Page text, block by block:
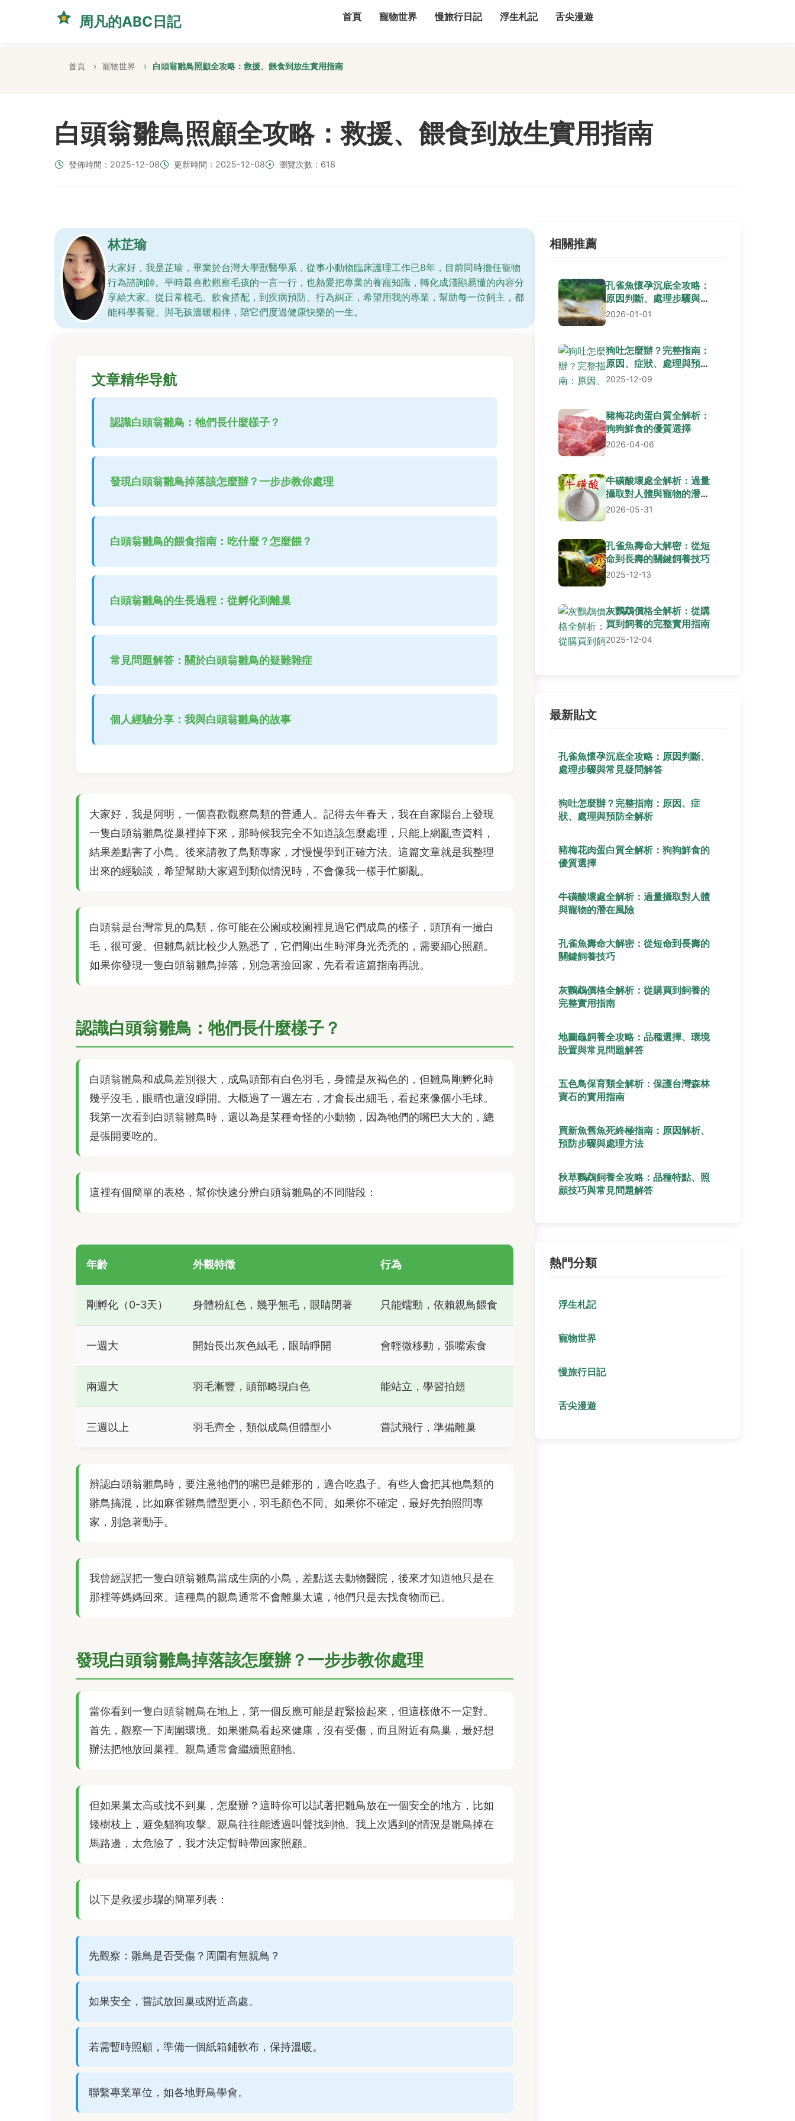
周凡的ABC日記 首頁 寵物世界 慢旅行日記 浮生札記 舌尖漫遊
首頁 寵物世界 白頭翁雛鳥照顧全攻略：救援、餵食到放生實用指南
白頭翁雛鳥照顧全攻略：救援、餵食到放生實用指南
發佈時間：2025-12-08 更新時間：2025-12-08 瀏覽次數：618
林芷瑜
大家好，我是芷瑜，畢業於台灣大學獸醫學系，從事小動物臨床護理工作已8年，目前同時擔任寵物
行為諮詢師。平時最喜歡觀察毛孩的一言一行，也熱愛把專業的養寵知識，轉化成淺顯易懂的內容分
享給大家。從日常梳毛、飲食搭配，到疾病預防、行為糾正，希望用我的專業，幫助每一位飼主，都
能科學養寵、與毛孩溫暖相伴，陪它們度過健康快樂的一生。
文章精华导航
認識白頭翁雛鳥：牠們長什麼樣子？
發現白頭翁雛鳥掉落該怎麼辦？一步步教你處理
白頭翁雛鳥的餵食指南：吃什麼？怎麼餵？
白頭翁雛鳥的生長過程：從孵化到離巢
常見問題解答：關於白頭翁雛鳥的疑難雜症
個人經驗分享：我與白頭翁雛鳥的故事
大家好，我是阿明，一個喜歡觀察鳥類的普通人。記得去年春天，我在自家陽台上發現
一隻白頭翁雛鳥從巢裡掉下來，那時候我完全不知道該怎麼處理，只能上網亂查資料，
結果差點害了小鳥。後來請教了鳥類專家，才慢慢學到正確方法。這篇文章就是我整理
出來的經驗談，希望幫助大家遇到類似情況時，不會像我一樣手忙腳亂。
白頭翁是台灣常見的鳥類，你可能在公園或校園裡見過它們成鳥的樣子，頭頂有一撮白
毛，很可愛。但雛鳥就比較少人熟悉了，它們剛出生時渾身光禿禿的，需要細心照顧。
如果你發現一隻白頭翁雛鳥掉落，別急著撿回家，先看看這篇指南再說。
認識白頭翁雛鳥：牠們長什麼樣子？
白頭翁雛鳥和成鳥差別很大，成鳥頭部有白色羽毛，身體是灰褐色的，但雛鳥剛孵化時
幾乎沒毛，眼睛也還沒睜開。大概過了一週左右，才會長出細毛，看起來像個小毛球。
我第一次看到白頭翁雛鳥時，還以為是某種奇怪的小動物，因為牠們的嘴巴大大的，總
是張開要吃的。
這裡有個簡單的表格，幫你快速分辨白頭翁雛鳥的不同階段：
年齡 外觀特徵 行為
剛孵化（0-3天） 身體粉紅色，幾乎無毛，眼睛閉著 只能蠕動，依賴親鳥餵食
一週大 開始長出灰色絨毛，眼睛睜開 會輕微移動，張嘴索食
兩週大 羽毛漸豐，頭部略現白色 能站立，學習拍翅
三週以上 羽毛齊全，類似成鳥但體型小 嘗試飛行，準備離巢
辨認白頭翁雛鳥時，要注意牠們的嘴巴是錐形的，適合吃蟲子。有些人會把其他鳥類的
雛鳥搞混，比如麻雀雛鳥體型更小，羽毛顏色不同。如果你不確定，最好先拍照問專
家，別急著動手。
我曾經誤把一隻白頭翁雛鳥當成生病的小鳥，差點送去動物醫院，後來才知道牠只是在
那裡等媽媽回來。這種鳥的親鳥通常不會離巢太遠，牠們只是去找食物而已。
發現白頭翁雛鳥掉落該怎麼辦？一步步教你處理
當你看到一隻白頭翁雛鳥在地上，第一個反應可能是趕緊撿起來，但這樣做不一定對。
首先，觀察一下周圍環境。如果雛鳥看起來健康，沒有受傷，而且附近有鳥巢，最好想
辦法把牠放回巢裡。親鳥通常會繼續照顧牠。
但如果巢太高或找不到巢，怎麼辦？這時你可以試著把雛鳥放在一個安全的地方，比如
矮樹枝上，避免貓狗攻擊。親鳥往往能透過叫聲找到牠。我上次遇到的情況是雛鳥掉在
馬路邊，太危險了，我才決定暫時帶回家照顧。
以下是救援步驟的簡單列表：
先觀察：雛鳥是否受傷？周圍有無親鳥？
如果安全，嘗試放回巢或附近高處。
若需暫時照顧，準備一個紙箱鋪軟布，保持溫暖。
聯繫專業單位，如各地野鳥學會。
相關推薦
孔雀魚懷孕沉底全攻略：
原因判斷、處理步驟與常
見疑問解答
2026-01-01
狗吐怎麼辦？完整指南：
原因、症狀、處理與預防
全解析
2025-12-09
豬梅花肉蛋白質全解析：
狗狗鮮食的優質選擇
2026-04-06
牛磺酸壞處全解析：過量
攝取對人體與寵物的潛在
風險
2026-05-31
孔雀魚壽命大解密：從短
命到長壽的關鍵飼養技巧
2025-12-13
灰鸚鵡價格全解析：從購
買到飼養的完整實用指南
2025-12-04
最新貼文
孔雀魚懷孕沉底全攻略：原因判斷、
處理步驟與常見疑問解答
狗吐怎麼辦？完整指南：原因、症
狀、處理與預防全解析
豬梅花肉蛋白質全解析：狗狗鮮食的
優質選擇
牛磺酸壞處全解析：過量攝取對人體
與寵物的潛在風險
孔雀魚壽命大解密：從短命到長壽的
關鍵飼養技巧
灰鸚鵡價格全解析：從購買到飼養的
完整實用指南
地圖龜飼養全攻略：品種選擇、環境
設置與常見問題解答
五色鳥保育類全解析：保護台灣森林
寶石的實用指南
買新魚舊魚死終極指南：原因解析、
預防步驟與處理方法
秋草鸚鵡飼養全攻略：品種特點、照
顧技巧與常見問題解答
熱門分類
浮生札記
寵物世界
慢旅行日記
舌尖漫遊